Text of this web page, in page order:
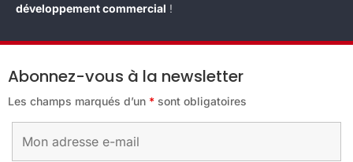
développement commercial !
Abonnez-vous à la newsletter
Les champs marqués d’un * sont obligatoires